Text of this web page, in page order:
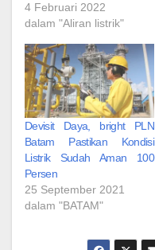
4 Februari 2022
dalam "Aliran listrik"
Devisit Daya, bright PLN
Batam Pastikan Kondisi
Listrik Sudah Aman 100
Persen
25 September 2021
dalam "BATAM"